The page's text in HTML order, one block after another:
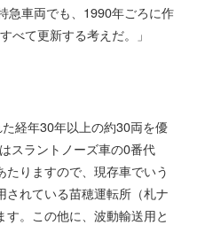
急車両でも、1990年ごろに作
べて更新する考えだ。」
経年30年以上の約30両を優
スラントノーズ車の0番代
たりますので、現存車でいう
されている苗穂運転所（札ナ
。この他に、波動輸送用と